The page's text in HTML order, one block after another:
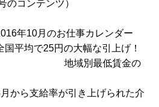
のコンテンツ）
年10月のお仕事カレンダー
平均で25円の大幅な引上げ！
低賃金の
から支給率が引き上げられた介